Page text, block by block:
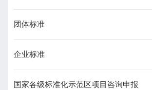
团体标准
企业标准
国家各级标准化示范区项目咨询申报